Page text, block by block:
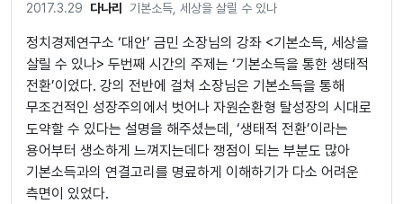
2017.3.29 다나리 기본소득, 세상을 살릴 수 있나
정치경제연구소 ‘대안’ 금민 소장님의 강좌 <기본소득, 세상을
살릴 수 있나> 두번째 시간의 주제는 ‘기본소득을 통한 생태적
전환’이었다. 강의 전반에 걸쳐 소장님은 기본소득을 통해
무조건적인 성장주의에서 벗어나 자원순환형 탈성장의 시대로
도약할 수 있다는 설명을 해주셨는데, ‘생태적 전환’이라는
용어부터 생소하게 느껴지는데다 쟁점이 되는 부분도 많아
기본소득과의 연결고리를 명료하게 이해하기가 다소 어려운
측면이 있었다.